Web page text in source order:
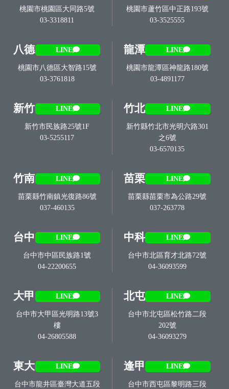
桃園市桃園區大同路5號
03-3318811
桃園市蘆竹區中正路193號
03-3525555
八德 LINE
桃園市八德區大智路15號
03-3761818
龍潭 LINE
桃園市龍潭區神龍路180號
03-4891177
新竹 LINE
新竹市民族路25號1F
03-5255117
竹北 LINE
新竹縣竹北市光明六路301
之6號
03-6570135
竹南 LINE
苗栗縣竹南鎮光復路86號
037-460135
苗栗 LINE
苗栗縣苗栗市為公路29號
037-263778
台中 LINE
台中市中區民族路1號
04-22200655
中科 LINE
台中市北區育才北路72號
04-36093599
大甲 LINE
台中市大甲區光明路13號3
樓
04-26805588
北屯 LINE
台中市北屯區松竹路二段
202號
04-36093279
東大 LINE
台中市龍井區臺灣大道五段
逢甲 LINE
台中市西屯區黎明路三段